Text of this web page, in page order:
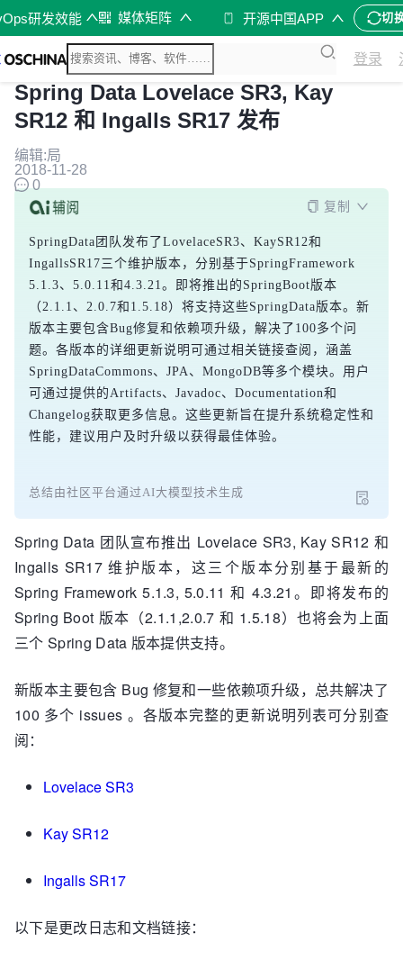
研发效能 媒体矩阵 开源中国APP 切
登录
Spring Data Lovelace SR3, Kay
SR12 和 Ingalls SR17 发布
编辑:局
2018-11-28
0
复制
SpringData团队发布了LovelaceSR3、KaySR12和
IngallsSR17三个维护版本，分别基于SpringFramework
5.1.3、5.0.11和4.3.21。即将推出的SpringBoot版本
（2.1.1、2.0.7和1.5.18）将支持这些SpringData版本。新
版本主要包含Bug修复和依赖项升级，解决了100多个问
题。各版本的详细更新说明可通过相关链接查阅，涵盖
SpringDataCommons、JPA、MongoDB等多个模块。用户
可通过提供的Artifacts、Javadoc、Documentation和
Changelog获取更多信息。这些更新旨在提升系统稳定性和
性能，建议用户及时升级以获得最佳体验。
总结由社区平台通过AI大模型技术生成
Spring Data 团队宣布推出 Lovelace SR3, Kay SR12 和
Ingalls SR17 维护版本，这三个版本分别基于最新的
Spring Framework 5.1.3, 5.0.11 和 4.3.21。即将发布的
Spring Boot 版本（2.1.1,2.0.7 和 1.5.18）也将会为上面
三个 Spring Data 版本提供支持。
新版本主要包含 Bug 修复和一些依赖项升级，总共解决了
100 多个 issues 。各版本完整的更新说明列表可分别查
阅：
Lovelace SR3
Kay SR12
Ingalls SR17
以下是更改日志和文档链接：